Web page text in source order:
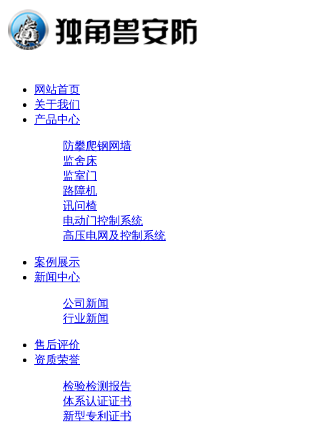
网站首页
关于我们
产品中心
防攀爬钢网墙
监舍床
监室门
路障机
讯问椅
电动门控制系统
高压电网及控制系统
案例展示
新闻中心
公司新闻
行业新闻
售后评价
资质荣誉
检验检测报告
体系认证证书
新型专利证书